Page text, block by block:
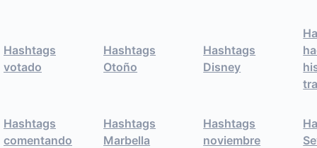
Hashtags
votado
Hashtags
Otoño
Hashtags
Disney
Hashtags
comentando
Hashtags
Marbella
Hashtags
noviembre